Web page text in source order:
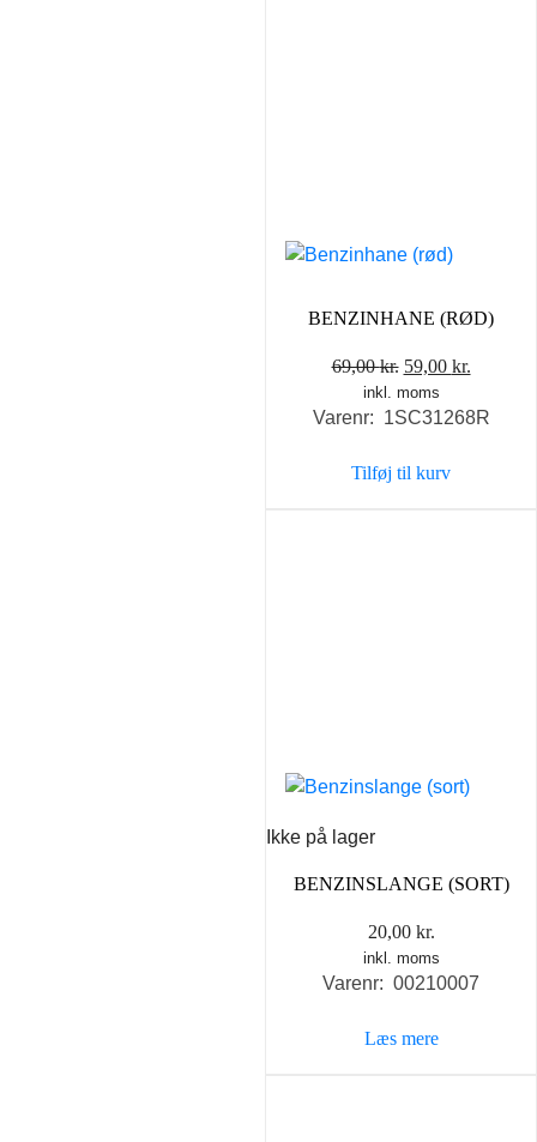
BENZINHANE (RØD)
69,00kr. Den
oprindelige
pris
69,00 kr..
59,00 kr.
pris
inkl. moms
Varenr: 1SC31268R
Tilføj til kurv
Ikke på lager
BENZINSLANGE (SORT)
20,00 kr.
inkl. moms
Varenr: 00210007
Læs mere